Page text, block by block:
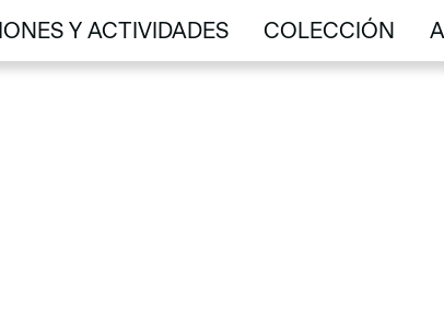
Y ACTIVIDADES
Y ACTIVIDADES
COLECCIÓN
COLECCIÓN